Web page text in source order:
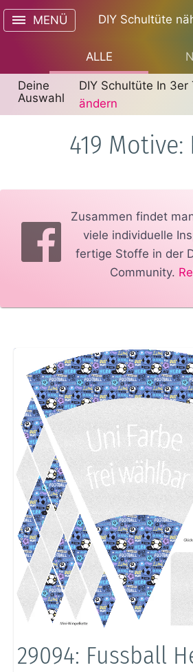
MENÜ DIY Schultüte
ALLE
Deine
Auswahl
DIY Schultüte In 3er
ändern
419 Motive:
Zusammen findet
viele individuelle
fertige Stoffe in der
Community.
29094: Fussball